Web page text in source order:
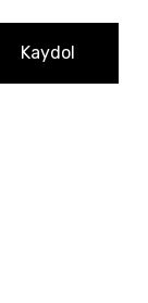
Kaydol